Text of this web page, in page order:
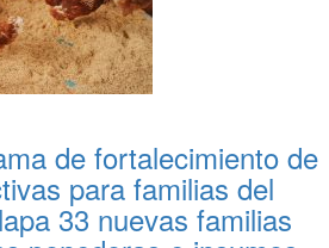
de fortalecimiento de
para familias del
33 nuevas familias